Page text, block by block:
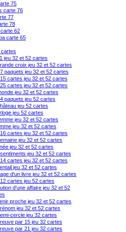
75
carte 76
77
78
62
carte 65
cartes
jeu 32 et 52 cartes
croix jeu 32 et 52 cartes
paquets jeu 32 et 52 cartes
cartes jeu 32 et 52 cartes
cartes jeu 32 et 52 cartes
jeu 32 et 52 cartes
paquets jeu 52 cartes
jeu 52 cartes
jeu 52 cartes
jeu 32 et 52 cartes
jeu 32 et 52 cartes
cartes jeu 32 et 52 cartes
jeu 32 et 52 cartes
jeu 32 et 52 cartes
jeu 32 et 52 cartes
cartes jeu 32 et 52 cartes
jeu 32 et 52 cartes
d'un livre jeu 32 et 52 cartes
cartes jeu 52 cartes
d'une affaire jeu 32 et 52
proche jeu 32 et 52 cartes
jeu 32 et 52 cartes
cercle jeu 32 cartes
par 15 jeu 32 cartes
par 21 jeu 32 cartes